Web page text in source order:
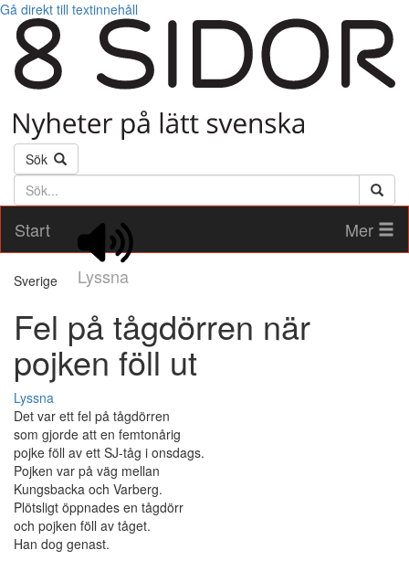
Gå direkt till textinnehåll
Sök
Söktext
Start
Lyssna
Mer
Sverige
Fel på tågdörren när
pojken föll ut
Lyssna
Det var ett fel på tågdörren
som gjorde att en femtonårig
pojke föll av ett SJ-tåg i onsdags.
Pojken var på väg mellan
Kungsbacka och Varberg.
Plötsligt öppnades en tågdörr
och pojken föll av tåget.
Han dog genast.